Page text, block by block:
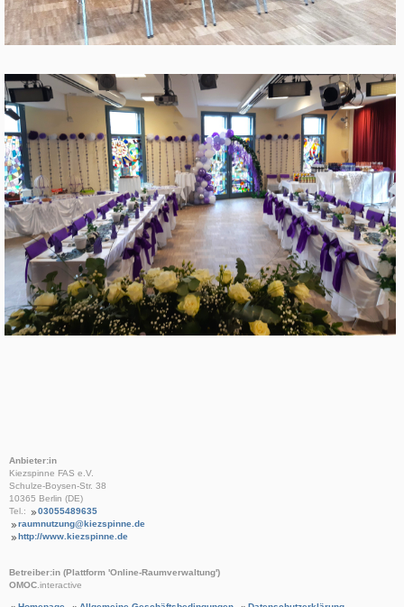
Anbieter:in
Kiezspinne FAS e.V.
Schulze-Boysen-Str. 38
10365 Berlin (DE)
Tel.:
03055489635
raumnutzung@kiezspinne.de
http://www.kiezspinne.de
Betreiber:in (Plattform 'Online-Raumverwaltung')
OMOC .interactive